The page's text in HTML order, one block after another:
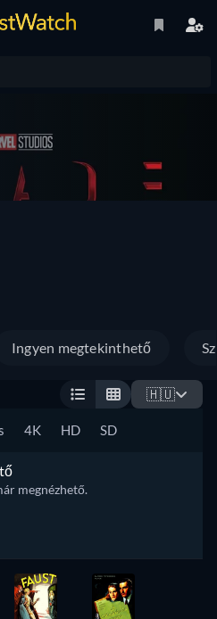
Ingyen megtekinthető
🇭🇺
4K HD SD
megnézhető.